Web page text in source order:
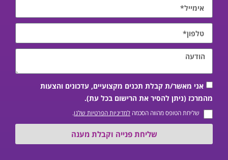
אני מאשר/ת קבלת תכנים מקצועיים, עדכונים והצעות
מהמרכז (ניתן להסיר את הרישום בכל עת).
שליחת הטופס מהווה הסכמה למדיניות הפרטיות שלנו.
שליחת פנייה וקבלת מענה